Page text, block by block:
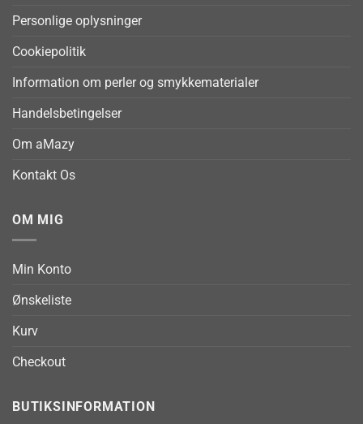
Personlige oplysninger
Cookiepolitik
Information om perler og smykkematerialer
Handelsbetingelser
Om aMazy
Kontakt Os
OM MIG
Min Konto
Ønskeliste
Kurv
Checkout
BUTIKSINFORMATION